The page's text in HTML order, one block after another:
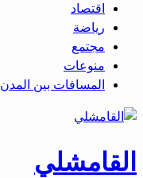
اقتصاد
رياضة
مجتمع
منوعات
المسافات بين المدن
القامشلي